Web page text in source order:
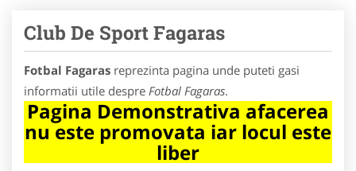
Club De Sport Fagaras
Fotbal Fagaras reprezinta pagina unde puteti gasi
informatii utile despre Fotbal Fagaras.
Pagina Demonstrativa afacerea
nu este promovata iar locul este
liber